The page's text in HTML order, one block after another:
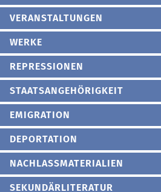
VERANSTALTUNGEN
WERKE
REPRESSIONEN
STAATSANGEHÖRIGKEIT
EMIGRATION
DEPORTATION
NACHLASSMATERIALIEN
SEKUNDÄRLITERATUR